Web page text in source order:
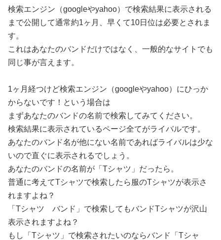
検索エンジン（googleやyahoo）で検索結果に表示される
まで公開して通常約1ヶ月、早くて10日位は必要とされま
す。
これはあなたのバンドだけではなく、一般的なサイトでも
同じ事が言えます。
1ヶ月経つけど検索エンジン（googleやyahoo）にひっか
からないです！という場合は
まずあなたのバンドの名前で検索してみてください。
検索結果に表示されているページ全てがライバルです。
あなたのバンド名が他にない名前であればライバルは少な
いので直ぐに表示されるでしょう。
あなたのバンドの名前が「Tシャツ」だったら。
普通に考えてTシャツで検索したら服のTシャツが表示さ
れますよね？
「Tシャツ バンド」で検索してもバンドTシャツが沢山
表示されますよね？
もし「Tシャツ」で検索されたいのならバンド「Tシャ